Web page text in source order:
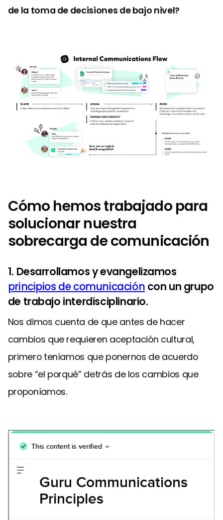
de la toma de decisiones de bajo nivel?
Cómo hemos trabajado para
solucionar nuestra
sobrecarga de comunicación
1. Desarrollamos y evangelizamos
principios de comunicación con un grupo
de trabajo interdisciplinario.
Nos dimos cuenta de que antes de hacer
cambios que requieren aceptación cultural,
primero teníamos que ponernos de acuerdo
sobre “el porqué” detrás de los cambios que
proponíamos.